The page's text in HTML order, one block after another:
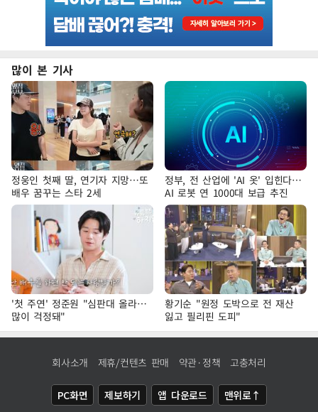
많이 본 기사
정웅인 첫째 딸, 연기자 지망…또
배우 꿈꾸는 스타 2세
정부, 전 산업에 'AI 옷' 입힌다…
AI 로봇 연 1000대 보급 추진
'첫 주연' 정준원 "심판대 올라…
많이 걱정돼"
황기순 "원정 도박으로 전 재산
잃고 필리핀 도피"
회사소개 제휴/컨텐츠 판매 약관·정책 고충처리
PC화면 제보하기 앱 다운로드 맨위로↑